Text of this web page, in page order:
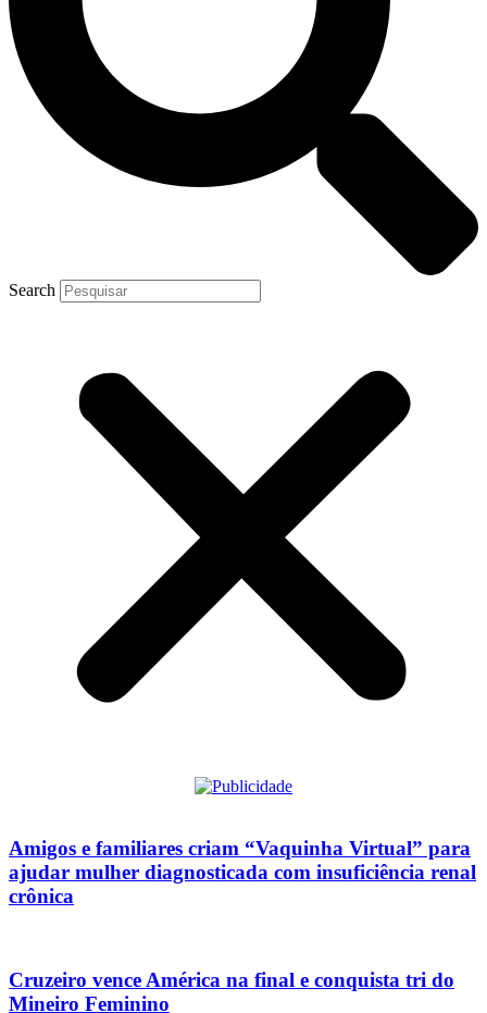
Search
Amigos e familiares criam “Vaquinha Virtual” para
ajudar mulher diagnosticada com insuficiência renal
crônica
Cruzeiro vence América na final e conquista tri do
Mineiro Feminino